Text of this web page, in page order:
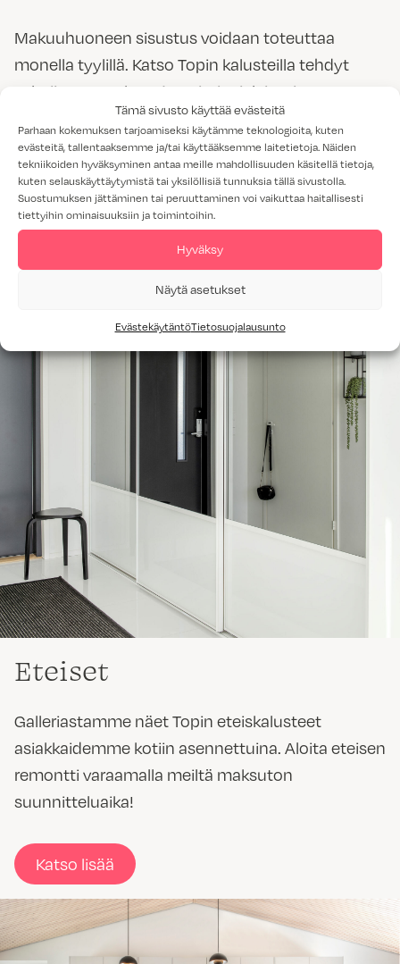
Tämä sivusto käyttää evästeitä
Parhaan kokemuksen tarjoamiseksi käytämme teknologioita, kuten
evästeitä, tallentaaksemme ja/tai käyttääksemme laitetietoja. Näiden
tekniikoiden hyväksyminen antaa meille mahdollisuuden käsitellä tietoja,
kuten selauskäyttäytymistä tai yksilöllisiä tunnuksia tällä sivustolla.
Suostumuksen jättäminen tai peruuttaminen voi vaikuttaa haitallisesti
tiettyihin ominaisuuksiin ja toimintoihin.
Hyväksy
Näytä asetukset
EvästekäytäntöTietosuojalausunto
Makuuhuoneen sisustus voidaan toteuttaa
monella tyylillä. Katso Topin kalusteilla tehdyt
valmiit toteutukset, ja poimi mieleisesi
makuuhuoneen ideat!
Tutustu makuuhuoneisiin
Eteiset
Galleriastamme näet Topin eteiskalusteet
asiakkaidemme kotiin asennettuina. Aloita eteisen
remontti varaamalla meiltä maksuton
suunnitteluaika!
Katso lisää